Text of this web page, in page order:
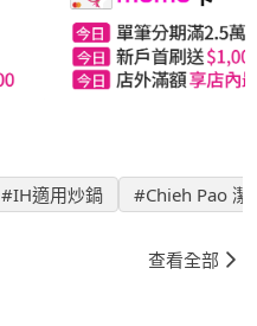
#IH適用炒鍋 #Chieh Pao 潔
查看全部